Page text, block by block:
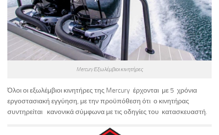
Mercury Εξωλέμβιοι κινητήρες
Όλοι οι εξωλέμβιοι κινητήρες της Mercury έρχονται με 5 χρόνια
εργοστασιακή εγγύηση, με την προϋπόθεση ότι ο κινητήρας
συντηρείται κανονικά σύμφωνα με τις οδηγίες του κατασκευαστή.